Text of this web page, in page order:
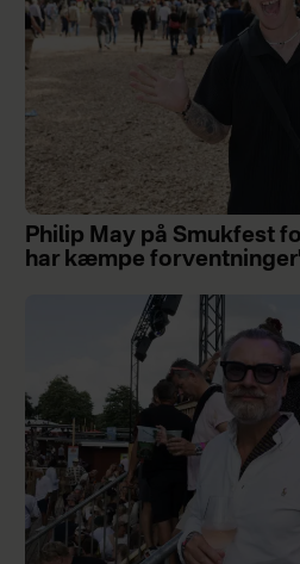
Philip May på Smukfest
har kæmpe